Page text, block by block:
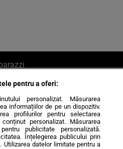
mail la
pentru a oferi:
personalizat. Măsurarea
informațiilor de pe un dispozitiv.
profilurilor pentru selectarea
personalizat. Măsurarea
publicitate personalizată.
Înțelegerea publicului prin
datelor limitate pentru a